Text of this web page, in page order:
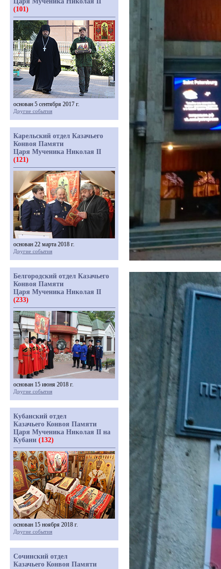
(101)
основан 5 сентября 2017 г.
Другие события
Карельский отдел Казачьего
Конвоя Памяти
Царя Мученика Николая II
(121)
основан 22 марта 2018 г.
Другие события
Белгородский отдел Казачьего
Конвоя Памяти
Царя Мученика Николая II
(233)
основан 15 июня 2018 г.
Другие события
Кубанский отдел
Казачьего Конвоя Памяти
Царя Мученика Николая II на
Кубани (132)
основан 15 ноября 2018 г.
Другие события
Сочинский отдел
Казачьего Конвоя Памяти